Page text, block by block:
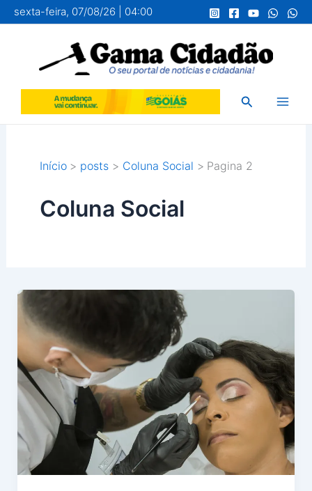
para
conteúdo
sexta-feira, 07/08/26 | 04:00
Pesquisar
Início posts Coluna Social Pagina 2
Coluna Social